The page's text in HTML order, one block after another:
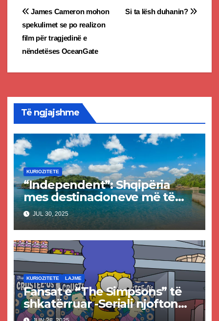
Post
navigation
Si ta lësh duhanin?
James Cameron mohon
spekulimet se po realizon
film për tragjedinë e
nëndetëses OceanGate
Të ngjajshme
KURIOZITETE
“Independent”: Shqipëria
mes destinacioneve më të
mira për pushime në vitin
2025
JUL 30, 2025
KURIOZITETE LAJME
Fansat e “The Simpsons” të
shkatërruar -Seriali njofton
vdekjen e një prej